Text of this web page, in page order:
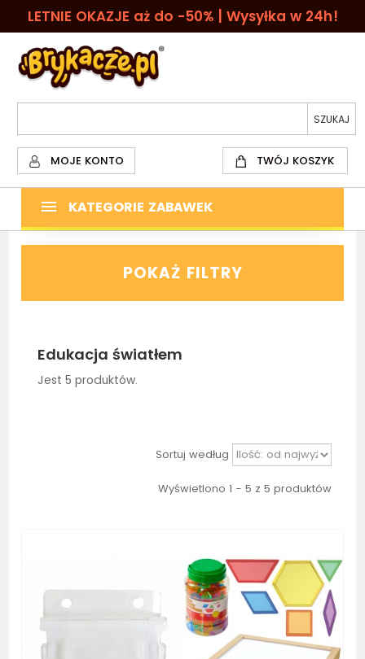
LETNIE OKAZJE aż do -50% | Wysyłka w 24h!
MOJE KONTO TWÓJ KOSZYK
KATEGORIE ZABAWEK
POKAŻ FILTRY
Edukacja światłem
Jest 5 produktów.
Sortuj według
Wyświetlono 1 - 5 z 5 produktów